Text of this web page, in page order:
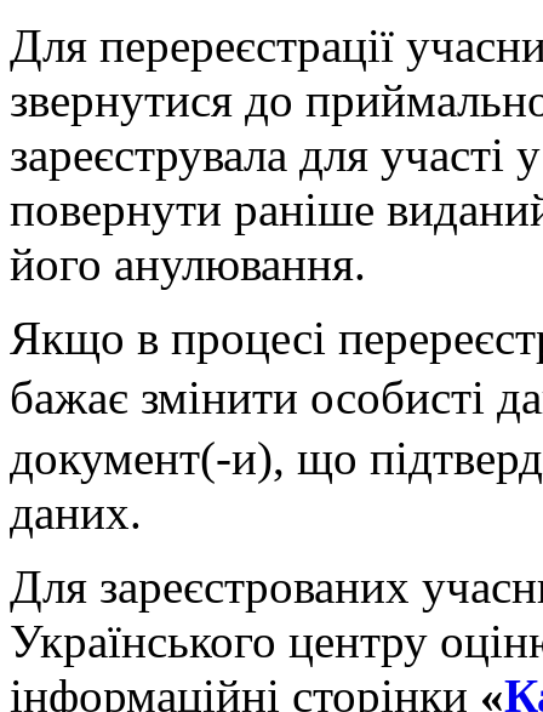
Для перереєстрації
звернутися до
зареєструвала для
повернути раніше
його анулювання.
Якщо в процесі
бажає змінити особисті
документ(-и), що
даних.
Для зареєстрованих
Українського центру
інформаційні сторінки «